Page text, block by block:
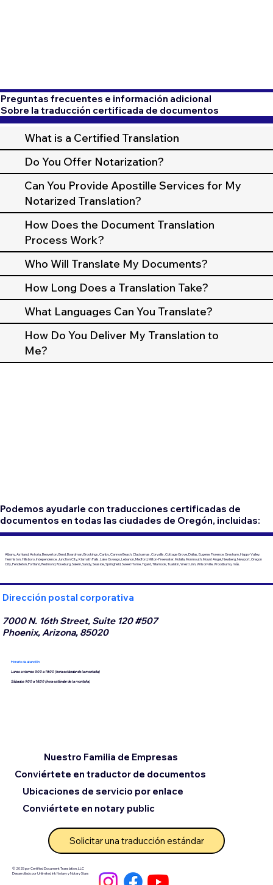
Preguntas frecuentes e información adicional
Sobre la traducción certificada de documentos
What is a Certified Translation
Do You Offer Notarization?
Can You Provide Apostille Services for My
Notarized Translation?
How Does the Document Translation
Process Work?
Who Will Translate My Documents?
How Long Does a Translation Take?
What Languages Can You Translate?
How Do You Deliver My Translation to
Me?
Podemos ayudarle con traducciones certificadas de
documentos en todas las ciudades de Oregón, incluidas:
Albany, Ashland, Astoria, Beaverton, Bend, Boardman, Brookings, Canby, Cannon Beach, Clackamas, Corvallis, Cottage Grove, Dallas, Eugene, Florence, Gresham, Happy Valley,
Hermiston, Hillsboro, Independence, Junction City, Klamath Falls, Lake Oswego, Lebanon, Medford, Milton-Freewater, Molalla, Monmouth, Mount Angel, Newberg, Newport, Oregon
City, Pendleton, Portland, Redmond, Roseburg, Salem, Sandy, Seaside, Springfield, Sweet Home, Tigard, Tillamook, Tualatin, West Linn, Wilsonville, Woodburn y más.
Dirección postal corporativa
7000 N. 16th Street, Suite 120 #507
Phoenix, Arizona, 85020
Horario de atención
Lunes a viernes 9:00 a 18:00 (hora estándar de la montaña)
Sábados 9:00 a 18:00 (hora estándar de la montaña)
© 2025 por Certified Document Translation, LLC
Desarrollado por Unlimited Ink Notary y Notary Stars
Conviértete en traductor de documentos
Ubicaciones de servicio por enlace
Nuestro Familia de Empresas
Conviértete en notary public
Solicitar una traducción estándar